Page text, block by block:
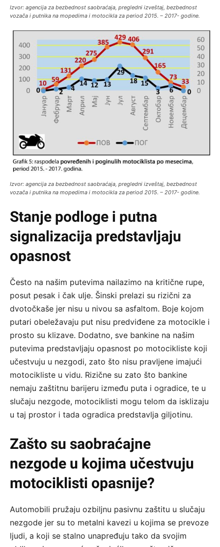
Izvor: agencija za bezbednost saobraćaja, pregledni izveštaj, bezbednost
vozača i putnika na mopedima i motocikla za period 2015. – 2017- godine.
Izvor: agencija za bezbednost saobraćaja, pregledni izveštaj, bezbednost
vozača i putnika na mopedima i motocikla za period 2015. – 2017- godine.
Stanje podloge i putna
signalizacija predstavljaju
opasnost
Često na našim putevima nailazimo na kritične rupe,
posut pesak i čak ulje. Šinski prelazi su rizični za
dvotočkaše jer nisu u nivou sa asfaltom. Boje kojom
putari obeležavaju put nisu predviđene za motocikle i
prosto su klizave. Dodatno, sve bankine na našim
putevima predstavljaju opasnost po motocikliste koji
učestvuju u nezgodi, zato što nisu pravljene imajući
motocikliste u vidu. Rizične su zato što bankine
nemaju zaštitnu barijeru između puta i ogradice, te u
slučaju nezgode, motociklisti mogu telom da isklizaju
u taj prostor i tada ogradica predstavlja giljotinu.
Zašto su saobraćajne
nezgode u kojima učestvuju
motociklisti opasnije?
Automobili pružaju ozbiljnu pasivnu zaštitu u slučaju
nezgode jer su to metalni kavezi u kojima se prevoze
ljudi, a koji se stalno unapređuju tako da svojim